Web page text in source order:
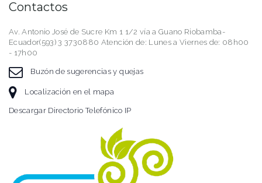
Contactos
Av. Antonio José de Sucre Km 1 1/2 vía a Guano Riobamba-
Ecuador(593) 3 3730880 Atención de: Lunes a Viernes de: 08h00
- 17h00
Buzón de sugerencias y quejas
Localización en el mapa
Descargar Directorio Telefónico IP